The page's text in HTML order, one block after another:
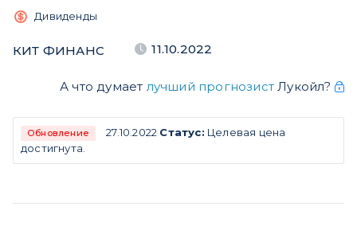
Дивиденды
КИТ ФИНАНС 11.10.2022
А что думает лучший прогнозистЛукойл?
Обновление 27.10.2022 Статус: Целевая цена
достигнута.